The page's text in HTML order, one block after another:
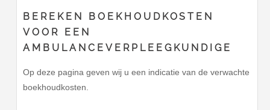
BEREKEN BOEKHOUDKOSTEN
VOOR EEN
AMBULANCEVERPLEEGKUNDIGE
Op deze pagina geven wij u een indicatie van de verwachte
boekhoudkosten.